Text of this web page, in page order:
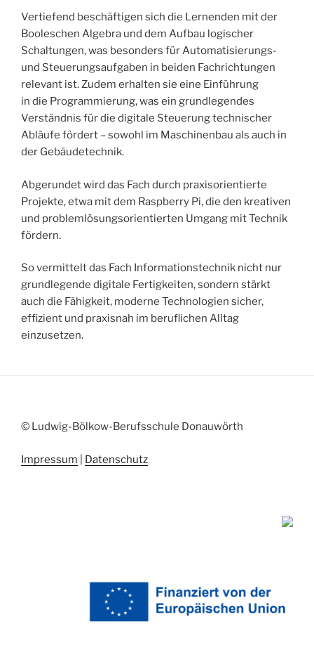
Vertiefend beschäftigen sich die Lernenden mit der
Booleschen Algebra und dem Aufbau logischer
Schaltungen, was besonders für Automatisierungs-
und Steuerungsaufgaben in beiden Fachrichtungen
relevant ist. Zudem erhalten sie eine Einführung
in die Programmierung, was ein grundlegendes
Verständnis für die digitale Steuerung technischer
Abläufe fördert – sowohl im Maschinenbau als auch in
der Gebäudetechnik.
Abgerundet wird das Fach durch praxisorientierte
Projekte, etwa mit dem Raspberry Pi, die den kreativen
und problemlösungsorientierten Umgang mit Technik
fördern.
So vermittelt das Fach Informationstechnik nicht nur
grundlegende digitale Fertigkeiten, sondern stärkt
auch die Fähigkeit, moderne Technologien sicher,
effizient und praxisnah im beruflichen Alltag
einzusetzen.
© Ludwig-Bölkow-Berufsschule Donauwörth
Impressum Datenschutz